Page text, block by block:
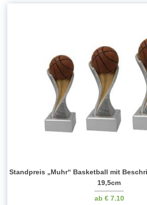
Standpreis „Muhr“ Basketball mit
19,5cm
€7.10